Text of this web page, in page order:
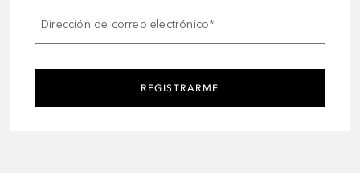
Dirección de correo electrónico*
REGISTRARME